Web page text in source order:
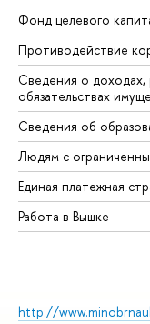
Фонд целевого
Противодействие
Сведения о доходах,
обязательствах
Сведения об
Людям с
Единая платежная
Работа в Вышке
http://